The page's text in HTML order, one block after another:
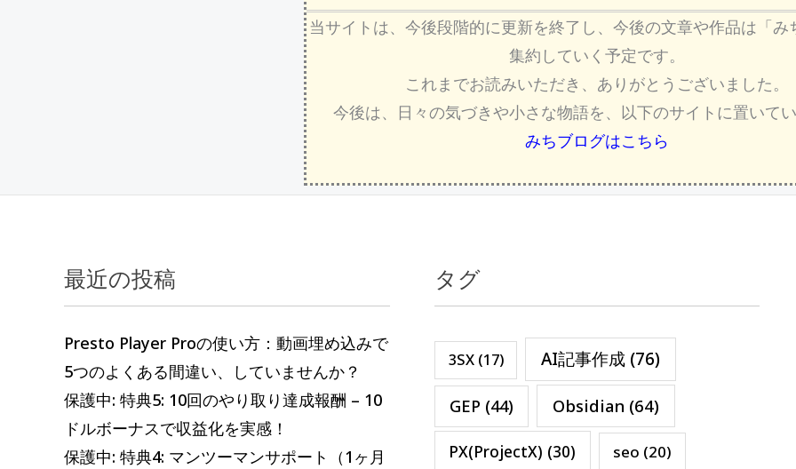
当サイトは、今後段階的に更新を終了し、今後の文章や作品は「み
集約していく予定です。
これまでお読みいただき、ありがとうございました。
今後は、日々の気づきや小さな物語を、以下のサイトに置いてい
みちブログはこちら
最近の投稿
Presto Player Proの使い方：動画埋め込みで
5つのよくある間違い、していませんか？
保護中: 特典5: 10回のやり取り達成報酬 – 10
ドルボーナスで収益化を実感！
保護中: 特典4: マンツーマンサポート（1ヶ月
過
去
事
カ
テ
ー
タグ
3SX(17) AI記事作成 (76)
GEP (44) Obsidian (64)
PX(ProjectX) (30) seo (20)